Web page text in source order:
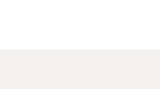
wird von drei ausgeflippten